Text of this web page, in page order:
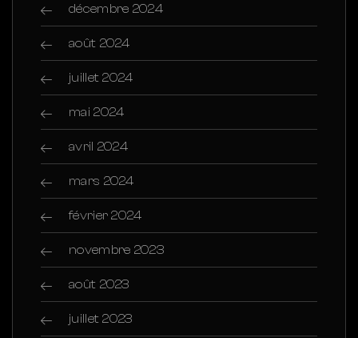
décembre 2024
août 2024
juillet 2024
mai 2024
avril 2024
mars 2024
février 2024
novembre 2023
août 2023
juillet 2023